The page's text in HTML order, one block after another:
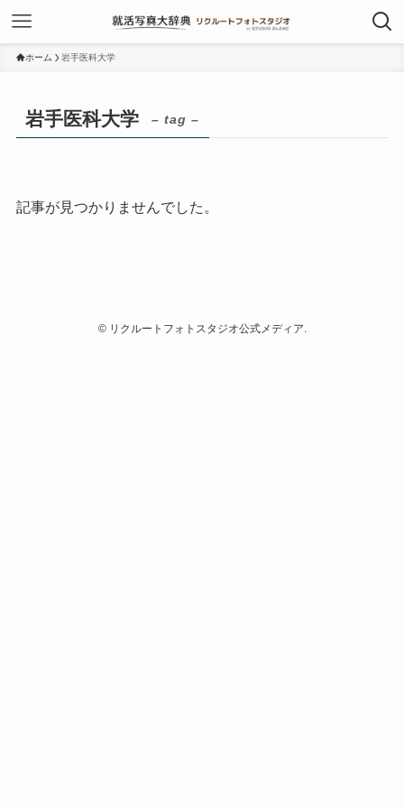
ホーム 岩手医科大学
岩手医科大学 – tag –
記事が見つかりませんでした。
©リクルートフォトスタジオ公式メディア.